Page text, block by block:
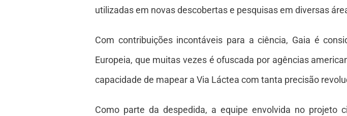
utilizadas em novas descobertas e pesquisas em diversas
Com contribuições incontáveis para a ciência, Gaia é
Europeia, que muitas vezes é ofuscada por agências
capacidade de mapear a Via Láctea com tanta precisão
Como parte da despedida, a equipe envolvida no projeto